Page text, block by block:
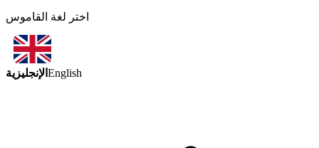
اختر لغة القاموس
الإنجليزية English